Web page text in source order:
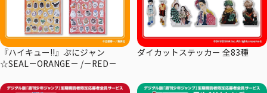
『ハイキュー!!』ぷにジャン
☆SEAL－ORANGE－ /－RED－
ダイカットステッカー 全83種